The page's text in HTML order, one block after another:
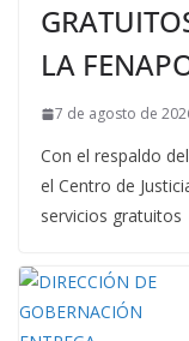
LA
7 de agosto de
Con el respaldo
el Centro de
servicios gratuitos